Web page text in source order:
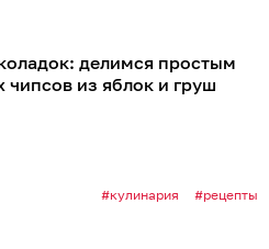
делимся простым
из яблок и груш
кулинария рецепты